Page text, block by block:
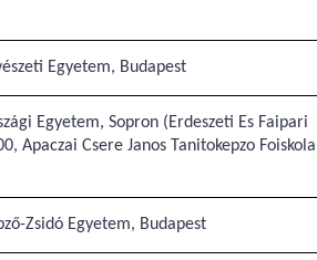
Egyetem, Budapest
Egyetem, Sopron (Erdeszeti Es Faipari
Apaczai Csere Janos Tanitokepzo Foiskola
Zsidó Egyetem, Budapest